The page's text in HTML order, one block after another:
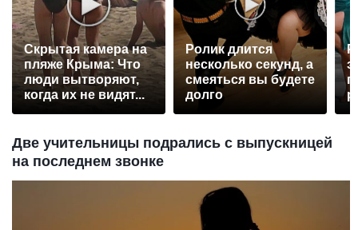
Скрытая камера на
пляже Крыма: Что
люди вытворяют,
когда их не видят...
Ролик длится
несколько секунд, а
смеяться вы будете
долго
Две учительницы подрались с выпускницей
на последнем звонке